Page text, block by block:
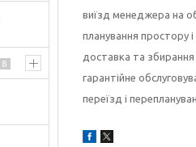
виїзд менеджера на
планування простору і
доставка та збирання
гарантійне
переїзд і
8